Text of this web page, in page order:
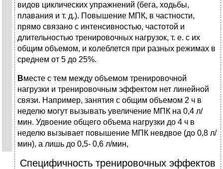
видов циклических упражнений (бега, ходьбы,
плавания и т. д.). Повышение МПК, в частности,
прямо связано с интенсивностью, частотой и
длительностью тренировочных нагрузок, т. е. с их
общим объемом, и колеблется при разных режимах в
среднем от 5 до 25%.
Вместе с тем между объемом тренировочной
нагрузки и тренировочным эффектом нет линейной
связи. Например, занятия с общим объемом 2 ч в
неделю могут вызывать увеличение МПК на 0,4 л/
мин. Удвоение общего объема нагрузки до 4 ч в
неделю вызывает повышение МПК невдвое (до 0,8 л/
мин), а лишь до 0,5- 0,6 л/мин,
Специфичность тренировочных эффектов